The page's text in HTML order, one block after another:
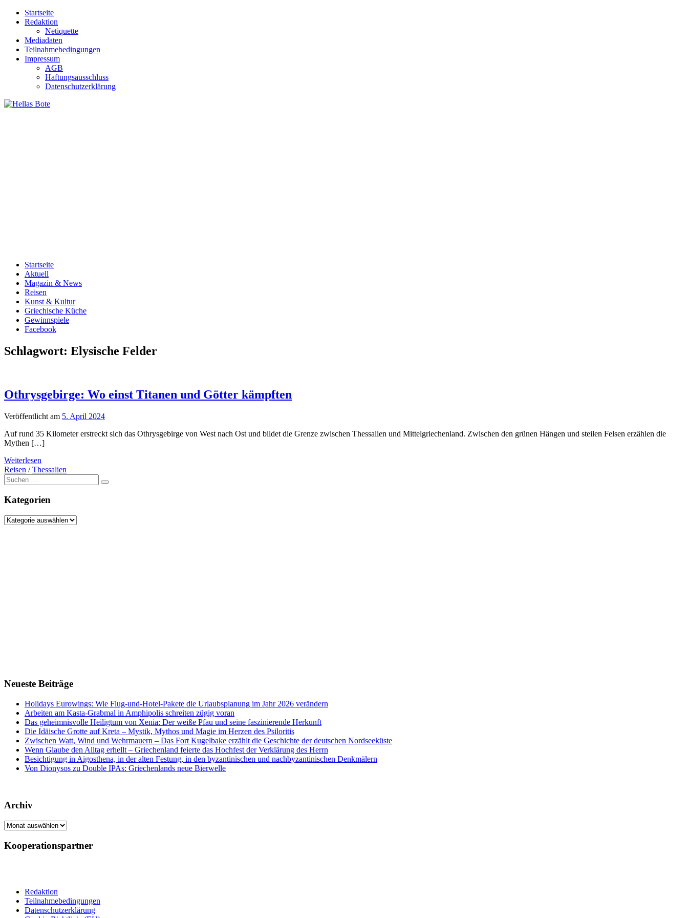
Zum
Inhalt
Startseite
Redaktion
Netiquette
Mediadaten
Teilnahmebedingungen
Impressum
AGB
Haftungsausschluss
Datenschutzerklärung
Startseite
Aktuell
Magazin & News
Reisen
Kunst & Kultur
Griechische Küche
Gewinnspiele
Facebook
Schlagwort: Elysische Felder
Othrysgebirge: Wo einst Titanen und Götter kämpften
Veröffentlicht am 5. April 2024
Auf rund 35 Kilometer erstreckt sich das Othrysgebirge von West nach Ost und bildet die Grenze zwischen Thessalien und Mittelgriechenland. Zwischen den grünen Hängen und steilen Felsen erzählen die
Mythen […]
Weiterlesen
Reisen /Thessalien
Suche
nach:
Kategorien
Kategorien
Neueste Beiträge
Holidays Eurowings: Wie Flug-und-Hotel-Pakete die Urlaubsplanung im Jahr 2026 verändern
Arbeiten am Kasta-Grabmal in Amphipolis schreiten zügig voran
Das geheimnisvolle Heiligtum von Xenia: Der weiße Pfau und seine faszinierende Herkunft
Die Idäische Grotte auf Kreta – Mystik, Mythos und Magie im Herzen des Psiloritis
Zwischen Watt, Wind und Wehrmauern – Das Fort Kugelbake erzählt die Geschichte der deutschen Nordseeküste
Wenn Glaube den Alltag erhellt – Griechenland feierte das Hochfest der Verklärung des Herrn
Besichtigung in Aigosthena, in der alten Festung, in den byzantinischen und nachbyzantinischen Denkmälern
Von Dionysos zu Double IPAs: Griechenlands neue Bierwelle
Archiv
Archiv
Kooperationspartner
Redaktion
Teilnahmebedingungen
Datenschutzerklärung